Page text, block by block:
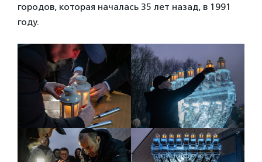
городов, которая началась 35 лет назад, в 1991
году.